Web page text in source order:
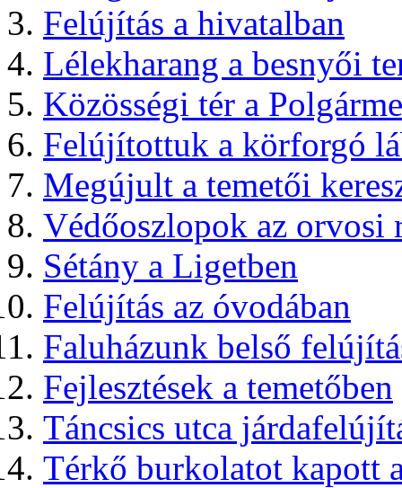
Felújítás a hivatalban
Lélekharang a besnyői
Közösségi tér a
Felújítottuk a körforgó
Megújult a temetői
Védőoszlopok az orvosi
Sétány a Ligetben
Felújítás az óvodában
Faluházunk belső
Fejlesztések a temetőben
Táncsics utca
Térkő burkolatot kapott